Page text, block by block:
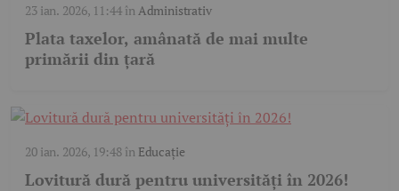
23 ian. 2026, 11:44înAdministrativ
Plata taxelor, amânată de mai multe
primării din țară
20 ian. 2026, 19:48în Educație
Lovitură dură pentru universități în 2026!